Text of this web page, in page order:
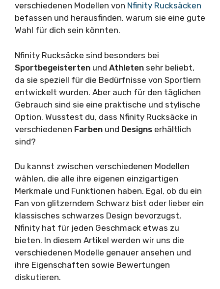
verschiedenen Modellen von Nfinity Rucksäcken
befassen und herausfinden, warum sie eine gute
Wahl für dich sein könnten.
Nfinity Rucksäcke sind besonders bei
Sportbegeisterten und Athleten sehr beliebt,
da sie speziell für die Bedürfnisse von Sportlern
entwickelt wurden. Aber auch für den täglichen
Gebrauch sind sie eine praktische und stylische
Option. Wusstest du, dass Nfinity Rucksäcke in
verschiedenen Farben und Designs erhältlich
sind?
Du kannst zwischen verschiedenen Modellen
wählen, die alle ihre eigenen einzigartigen
Merkmale und Funktionen haben. Egal, ob du ein
Fan von glitzerndem Schwarz bist oder lieber ein
klassisches schwarzes Design bevorzugst,
Nfinity hat für jeden Geschmack etwas zu
bieten. In diesem Artikel werden wir uns die
verschiedenen Modelle genauer ansehen und
ihre Eigenschaften sowie Bewertungen
diskutieren.